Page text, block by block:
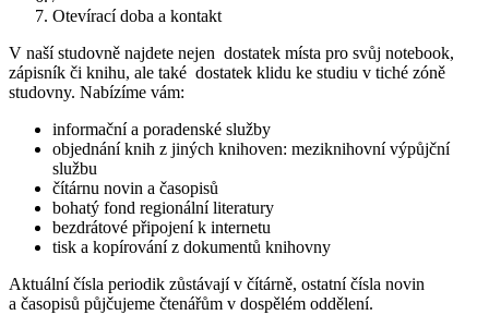
Otevírací doba a kontakt
V naší studovně najdete nejen dostatek místa pro svůj notebook,
zápisník či knihu, ale také dostatek klidu ke studiu v tiché zóně
studovny. Nabízíme vám:
informační a poradenské služby
objednání knih z jiných knihoven: meziknihovní výpůjční
službu
čítárnu novin a časopisů
bohatý fond regionální literatury
bezdrátové připojení k internetu
tisk a kopírování z dokumentů knihovny
Aktuální čísla periodik zůstávají v čítárně, ostatní čísla novin
a časopisů půjčujeme čtenářům v dospělém oddělení.